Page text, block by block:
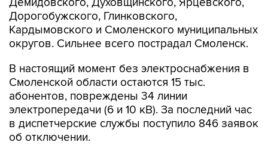
Кардымовского и Смоленского муниципальных
округов. Сильнее всего пострадал Смоленск.
В настоящий момент без электроснабжения в
абонентов, повреждены 34 линии
электропередачи (6 и 10 кВ). За последний час
в диспетчерские службы поступило 846 заявок
об отключении.
"К сожалению, во время стихии в Смоленске не